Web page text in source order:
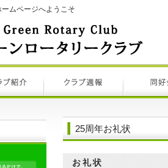
ムページへようこそ
25周年お礼状
お礼状